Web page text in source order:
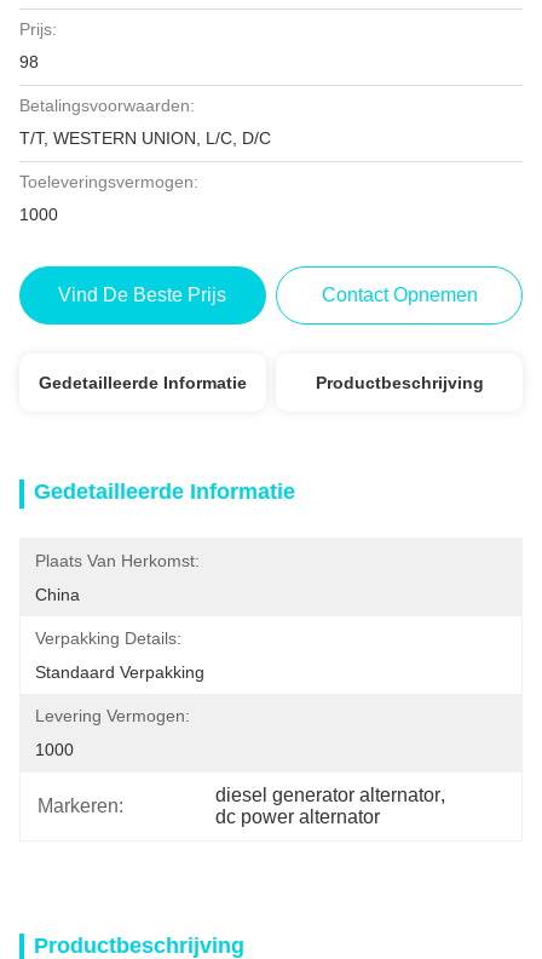
Prijs:
98
Betalingsvoorwaarden:
T/T, WESTERN UNION, L/C, D/C
Toeleveringsvermogen:
1000
Vind De Beste Prijs Contact Opnemen
Gedetailleerde Informatie Productbeschrijving
Gedetailleerde Informatie
Plaats Van Herkomst:
China
Verpakking Details:
Standaard Verpakking
Levering Vermogen:
1000
Markeren:
diesel generator alternator,
dc power alternator
Productbeschrijving